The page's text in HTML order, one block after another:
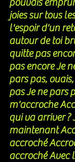
joies sur tous
l'espoir d'un
autour de toi
quitte pas
pas encore Je
pars pas,
pas Je ne pars
m'accroche
qui va arriver ?
maintenant
accroché
accroché Avec